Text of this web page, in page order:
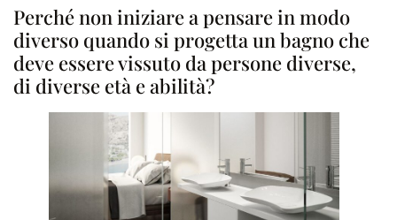
Perché non iniziare a pensare in modo
diverso quando si progetta un bagno che
deve essere vissuto da persone diverse,
di diverse età e abilità?